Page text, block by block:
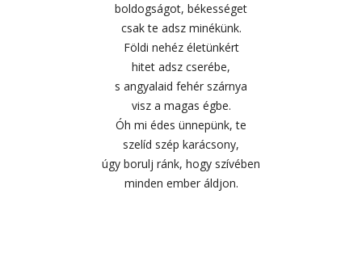
boldogságot, békességet
csak te adsz minékünk.
Földi nehéz életünkért
hitet adsz cserébe,
s angyalaid fehér szárnya
visz a magas égbe.
Óh mi édes ünnepünk, te
szelíd szép karácsony,
úgy borulj ránk, hogy szívében
minden ember áldjon.